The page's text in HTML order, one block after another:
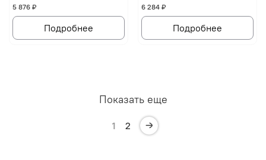
5 876 ₽
Подробнее
6 284 ₽
Подробнее
Показать еще
1 2